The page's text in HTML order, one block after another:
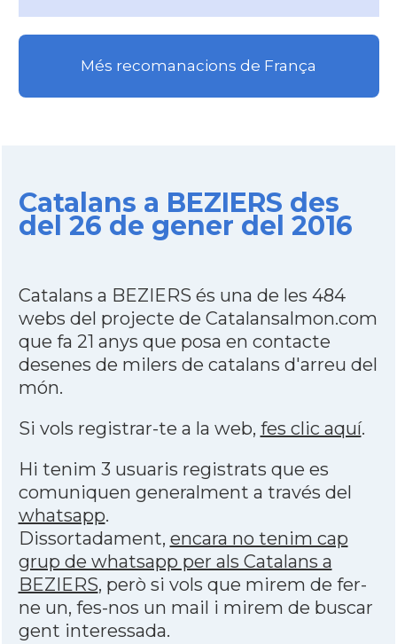
Més recomanacions de França
Catalans a BEZIERS des
del 26 de gener del 2016
Catalans a BEZIERS és una de les 484
webs del projecte de Catalansalmon.com
que fa 21 anys que posa en contacte
desenes de milers de catalans d'arreu del
món.
Si vols registrar-te a la web, fes clic aquí.
Hi tenim 3 usuaris registrats que es
comuniquen generalment a través del
whatsapp.
Dissortadament, encara no tenim cap
grup de whatsapp per als Catalans a
BEZIERS, però si vols que mirem de fer-
ne un, fes-nos un mail i mirem de buscar
gent interessada.